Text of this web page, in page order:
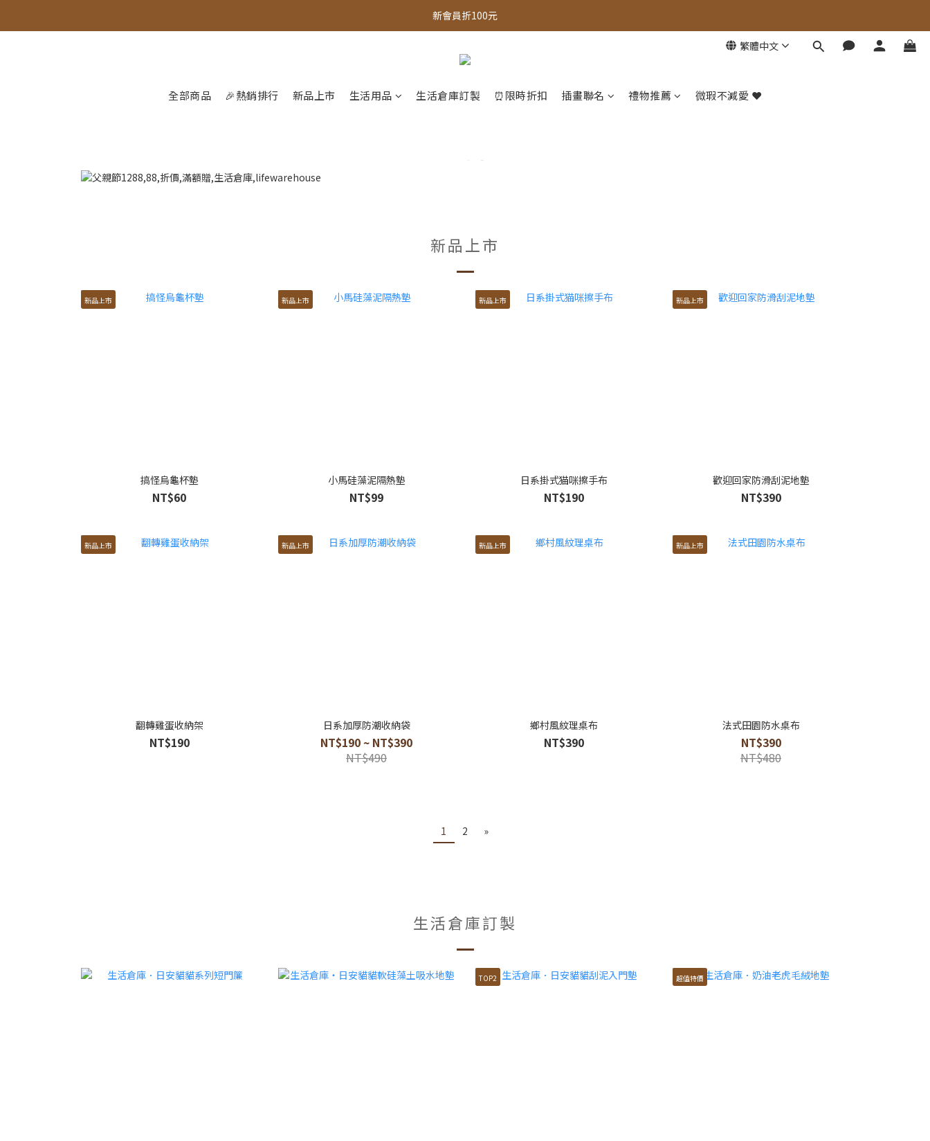
全館，滿888超取免運｜滿1500宅配免運
新會員折100元
繁體中文
全部商品 🎉熱銷排行 新品上市 生活用品 生活倉庫訂製 ⏰限時折扣 插畫聯名 禮物推薦 微瑕不減愛 ❤️
新品上市
新品上市
搞怪烏龜杯墊
NT$60
新品上市
小馬硅藻泥隔熱墊
NT$99
新品上市
日系掛式猫咪擦手布
NT$190
新品上市
歡迎回家防滑刮泥地墊
NT$390
新品上市
翻轉雞蛋收納架
NT$190
新品上市
日系加厚防潮收納袋
NT$190 ~ NT$390
NT$490
新品上市
鄉村風紋理桌布
NT$390
新品上市
法式田園防水桌布
NT$390
NT$480
1 2 »
生活倉庫訂製
TOP2 超值特價